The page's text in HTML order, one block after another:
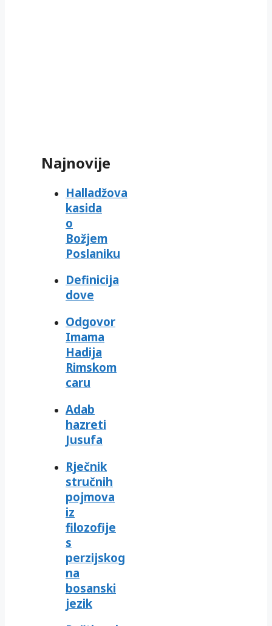
Najnovije
Halladžova
kasida
o
Božjem
Poslaniku
Definicija
dove
Odgovor
Imama
Hadija
Rimskom
caru
Adab
hazreti
Jusufa
Rječnik
stručnih
pojmova
iz
filozofije
s
perzijskog
na
bosanski
jezik